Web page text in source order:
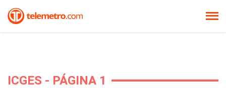
ICGES - PÁGINA 1